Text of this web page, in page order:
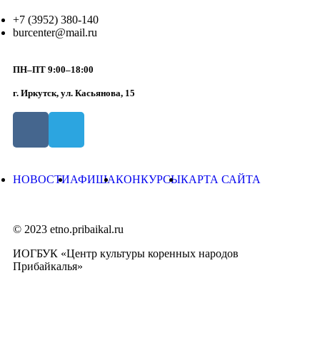
+7 (3952) 380-140
burcenter@mail.ru
ПН–ПТ 9:00–18:00
г. Иркутск, ул. Касьянова, 15
НОВОСТИАФИШАКОНКУРСЫКАРТА САЙТА
© 2023 etno.pribaikal.ru
ИОГБУК «Центр культуры коренных народов
Прибайкалья»